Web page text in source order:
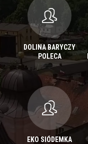
DOLINA BARYCZY
POLECA
EKO SIÓDEMKA